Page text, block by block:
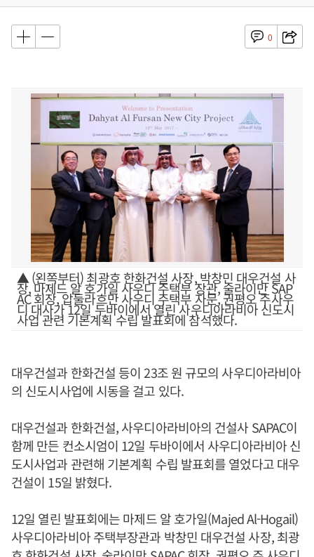
0
▲ (왼쪽부터) 최광호 한화건설 사장, 박창민 대우건설 사
장, 마제드 알 호가일 사우디 주택부 장관, 술라이만 SAP
AC 회장, 압둘라흐만 사우디 주택부 자문, 권평오 주사우
디 대사가 12일 두바이에서 열린 사우디아라비아 신도시
사업 관련 기본계획 수립 발표회에 참석했다.
대우건설과 한화건설 등이 23조 원 규모의 사우디아라비아
의 신도시사업에 시동을 걸고 있다.
대우건설과 한화건설, 사우디아라비아의 건설사 SAPAC이
함께 만든 컨소시엄이 12일 두바이에서 사우디아라비아 신
도시사업과 관련해 기본계획 수립 발표회를 열었다고 대우
건설이 15일 밝혔다.
12일 열린 발표회에는 마제드 알 호가일(Majed Al-Hogail)
사우디아라비아 주택부장관과 박창민 대우건설 사장, 최광